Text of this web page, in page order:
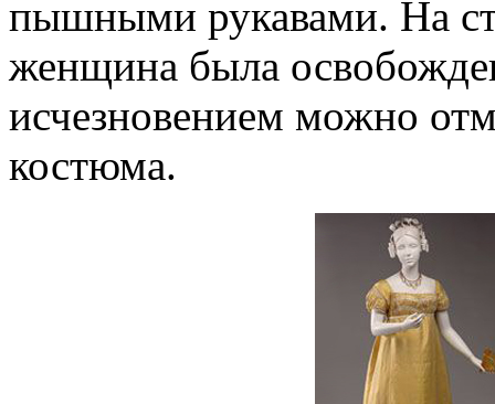
пышными рукавами. На
женщина была
исчезновением можно
костюма.